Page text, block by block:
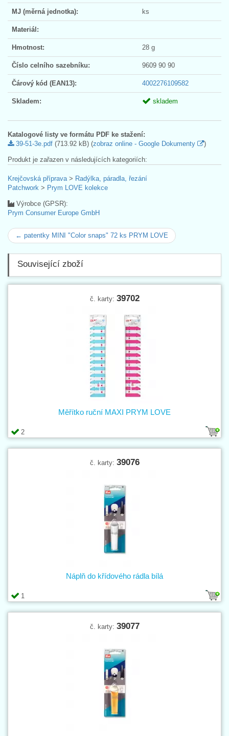
MJ (měrná jednotka): ks
Materiál:
Hmotnost: 28 g
Číslo celního sazebníku: 9609 90 90
Čárový kód (EAN13): 4002276109582
Skladem: skladem
Katalogové listy ve formátu PDF ke stažení:
39-51-3e.pdf (713.92 kB) (zobraz online - Google Dokumenty )
Produkt je zařazen v následujících kategoriích:
Krejčovská příprava > Radýlka, páradla, řezání
Patchwork > Prym LOVE kolekce
Výrobce (GPSR):
Prym Consumer Europe GmbH
← patentky MINI "Color snaps" 72 ks PRYM LOVE
Související zboží
č. karty: 39702
2
Měřítko ruční MAXI PRYM LOVE
č. karty: 39076
1
Náplň do křídového rádla bílá
č. karty: 39077